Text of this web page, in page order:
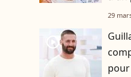
29
player2